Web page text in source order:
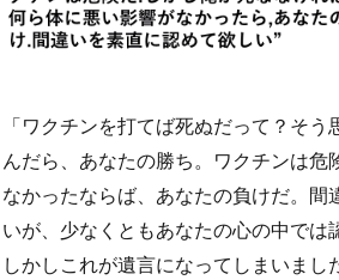
「ワクチンを打てば死ぬだって？そ
んだら、あなたの勝ち。ワクチンは
なかったならば、あなたの負けだ。
いが、少なくともあなたの心の中では
しかしこれが遺言になってしまいまし